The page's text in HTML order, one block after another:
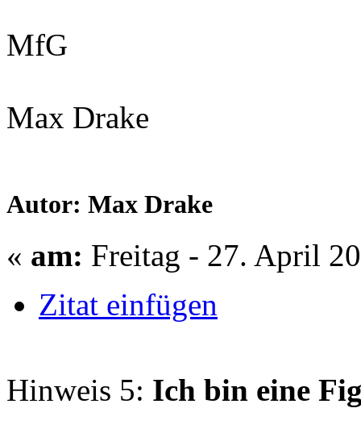
MfG
Max Drake
Autor: Max Drake
« am: Freitag - 27. April
Zitat einfügen
Hinweis 5: Ich bin eine